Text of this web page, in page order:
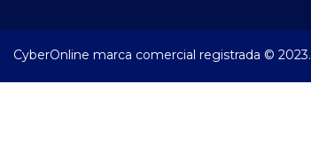
CyberOnline marca comercial registrada © 2023.